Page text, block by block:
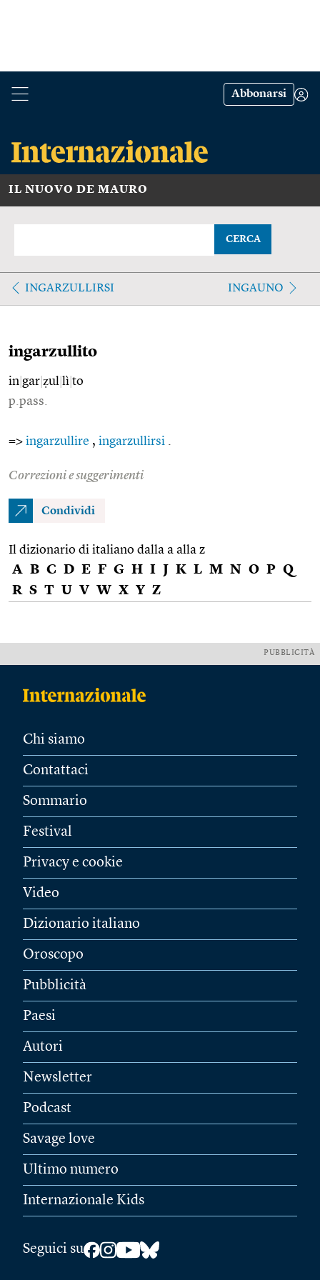
Abbonarsi
IL NUOVO DE MAURO
CERCA
INGARZULLIRSI INGAUNO
ingarzullito
in gar ẓul lì to
p.pass.
=> ingarzullire , ingarzullirsi
Correzioni e suggerimenti
Condividi
Il dizionario di italiano dalla a alla z
A B C D E F G H I J K L M N O P Q
R S T U V W X Y Z
PUBBLICITÀ
Chi siamo
Contattaci
Sommario
Festival
Privacy e cookie
Video
Dizionario italiano
Oroscopo
Pubblicità
Paesi
Autori
Newsletter
Podcast
Savage love
Ultimo numero
Internazionale Kids
Seguici su